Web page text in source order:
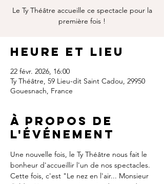
Le Ty Théâtre accueille ce spectacle pour la
première fois !
Heure et lieu
22 févr. 2026, 16:00
Ty Théâtre, 59 Lieu-dit Saint Cadou, 29950
Gouesnach, France
À propos de
l'événement
Une nouvelle fois, le Ty Théâtre nous fait le
bonheur d'accueillir l'un de nos spectacles.
Cette fois, c'est "Le nez en l'air... Monsieur